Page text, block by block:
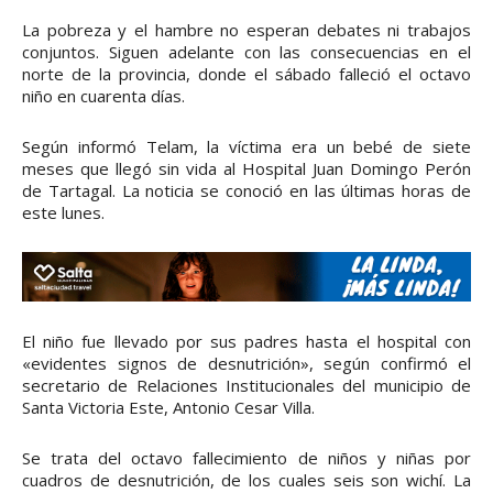
La pobreza y el hambre no esperan debates ni trabajos
conjuntos. Siguen adelante con las consecuencias en el
norte de la provincia, donde el sábado falleció el octavo
niño en cuarenta días.
Según informó Telam, la víctima era un bebé de siete
meses que llegó sin vida al Hospital Juan Domingo Perón
de Tartagal. La noticia se conoció en las últimas horas de
este lunes.
El niño fue llevado por sus padres hasta el hospital con
«evidentes signos de desnutrición», según confirmó el
secretario de Relaciones Institucionales del municipio de
Santa Victoria Este, Antonio Cesar Villa.
Se trata del octavo fallecimiento de niños y niñas por
cuadros de desnutrición, de los cuales seis son wichí. La